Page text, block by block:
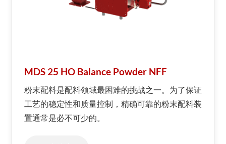
MDS 25 HO Balance Powder NFF
粉末配料是配料领域最困难的挑战之一。为了保证
工艺的稳定性和质量控制，精确可靠的粉末配料装
置通常是必不可少的。